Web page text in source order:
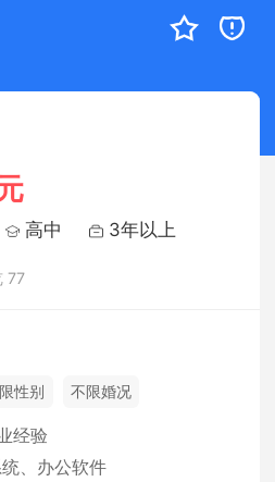
高中 3年以上
77
性别 不限婚况
经验
、办公软件